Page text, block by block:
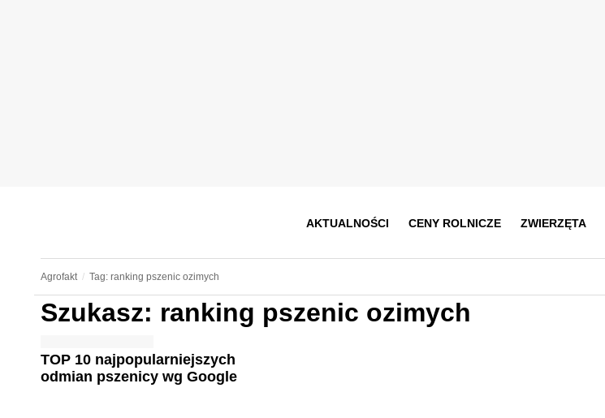
AKTUALNOŚCI CENY ROLNICZE ZWIERZĘTA
Agrofakt Tag: ranking pszenic ozimych
Szukasz: ranking pszenic ozimych
TOP 10 najpopularniejszych
odmian pszenicy wg Google